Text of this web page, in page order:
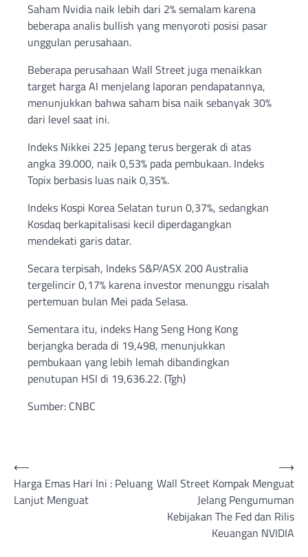
Saham Nvidia naik lebih dari 2% semalam karena
beberapa analis bullish yang menyoroti posisi pasar
unggulan perusahaan.
Beberapa perusahaan Wall Street juga menaikkan
target harga AI menjelang laporan pendapatannya,
menunjukkan bahwa saham bisa naik sebanyak 30%
dari level saat ini.
Indeks Nikkei 225 Jepang terus bergerak di atas
angka 39.000, naik 0,53% pada pembukaan. Indeks
Topix berbasis luas naik 0,35%.
Indeks Kospi Korea Selatan turun 0,37%, sedangkan
Kosdaq berkapitalisasi kecil diperdagangkan
mendekati garis datar.
Secara terpisah, Indeks S&P/ASX 200 Australia
tergelincir 0,17% karena investor menunggu risalah
pertemuan bulan Mei pada Selasa.
Sementara itu, indeks Hang Seng Hong Kong
berjangka berada di 19,498, menunjukkan
pembukaan yang lebih lemah dibandingkan
penutupan HSI di 19,636.22. (Tgh)
Sumber: CNBC
Post
navigation
⟵
Harga Emas Hari Ini : Peluang
Lanjut Menguat
Wall Street Kompak Menguat
Jelang Pengumuman
Kebijakan The Fed dan Rilis
Keuangan NVIDIA
⟶